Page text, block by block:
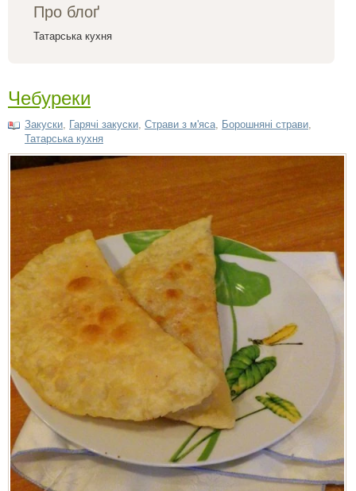
Про блоґ
Татарська кухня
Чебуреки
Закуски Гарячі закуски Страви з м'яса Борошняні страви
Татарська кухня